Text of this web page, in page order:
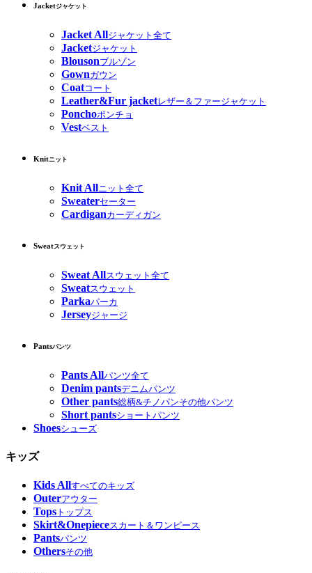
Jacketジャケット
Jacket Allジャケット全て
Jacketジャケット
Blousonブルゾン
Gownガウン
Coatコート
Leather&Fur jacketレザー＆ファージャケット
Ponchoポンチョ
Vestベスト
Knitニット
Knit Allニット全て
Sweaterセーター
Cardiganカーディガン
Sweatスウェット
Sweat Allスウェット全て
Sweatスウェット
Parkaパーカ
Jerseyジャージ
Pantsパンツ
Pants Allパンツ全て
Denim pantsデニムパンツ
Other pants総柄&チノパンその他パンツ
Short pantsショートパンツ
Shoesシューズ
キッズ
Kids Allすべてのキッズ
Outerアウター
Tops トップス
Skirt&Onepieceスカート＆ワンピース
Pantsパンツ
Othersその他